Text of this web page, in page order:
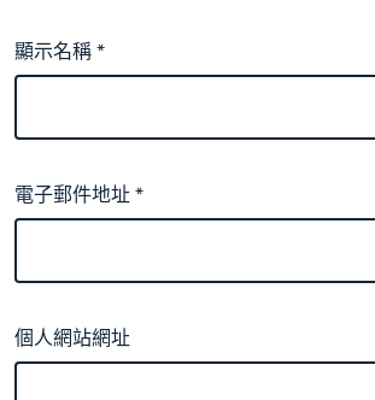
顯示名稱*
電子郵件地址*
個人網站網址